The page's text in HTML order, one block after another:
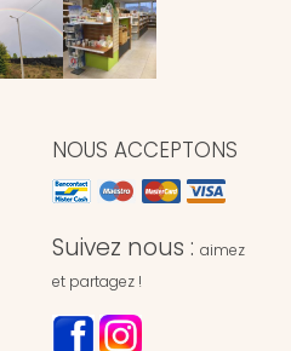
NOUS ACCEPTONS
Suivez nous : aimez
et partagez !